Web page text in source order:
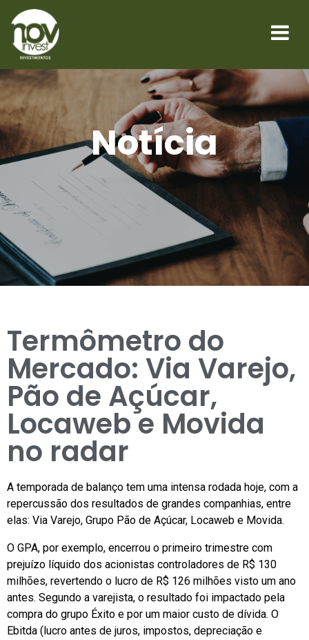
Notícia
Termômetro do
Mercado: Via Varejo,
Pão de Açúcar,
Locaweb e Movida
no radar
A temporada de balanço tem uma intensa rodada hoje, com a
repercussão dos resultados de grandes companhias, entre
elas: Via Varejo, Grupo Pão de Açúcar, Locaweb e Movida.
O GPA, por exemplo, encerrou o primeiro trimestre com
prejuízo líquido dos acionistas controladores de R$ 130
milhões, revertendo o lucro de R$ 126 milhões visto um ano
antes. Segundo a varejista, o resultado foi impactado pela
compra do grupo Éxito e por um maior custo de dívida. O
Ebitda (lucro antes de juros, impostos, depreciação e